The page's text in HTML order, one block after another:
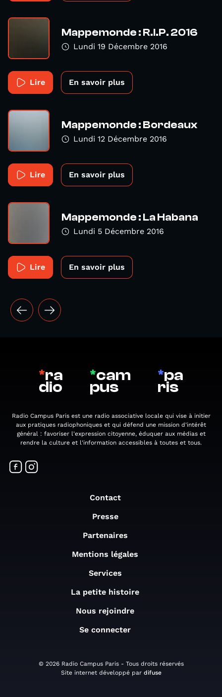
Mappemonde : R.I.P. 2016
Lundi 19 Décembre 2016
Lire En savoir plus
Mappemonde : Bordeaux
Lundi 12 Décembre 2016
Lire En savoir plus
Mappemonde : La Habana
Lundi 5 Décembre 2016
Lire En savoir plus
*ra
dio
*cam
pus
*pa
ris
Radio Campus Paris est une radio associative locale qui vise à initier
aux pratiques radiophoniques et qui défend une mission d'intérêt
général : favoriser l'expression citoyenne, éduquer aux médias et
rendre la culture et l'information accessibles à toutes et tous.
Contact
Presse
Partenaires
Mentions légales
Services
La petite histoire
Nous rejoindre
Se connecter
© 2026 Radio Campus Paris - Tous droits réservés
Site internet développé par difuse